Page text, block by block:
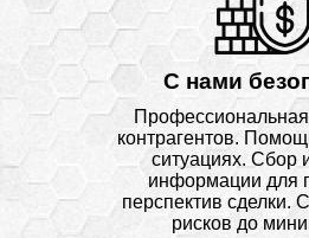
С нами
контрагентов.
ситуациях. Сбор
информации для
перспектив сделки.
рисков до